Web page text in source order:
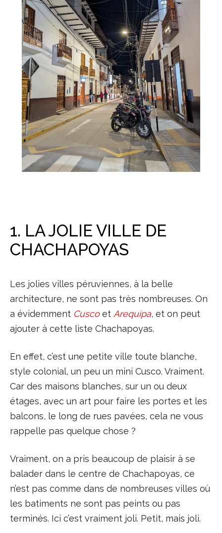
1. LA JOLIE VILLE DE
CHACHAPOYAS
Les jolies villes péruviennes, à la belle
architecture, ne sont pas très nombreuses. On
a évidemment Cusco et Arequipa, et on peut
ajouter à cette liste Chachapoyas.
En effet, c’est une petite ville toute blanche,
style colonial, un peu un mini Cusco. Vraiment.
Car des maisons blanches, sur un ou deux
étages, avec un art pour faire les portes et les
balcons, le long de rues pavées, cela ne vous
rappelle pas quelque chose ?
Vraiment, on a pris beaucoup de plaisir à se
balader dans le centre de Chachapoyas, ce
n’est pas comme dans de nombreuses villes où
les batiments ne sont pas peints ou pas
terminés. Ici c’est vraiment joli. Petit, mais joli.